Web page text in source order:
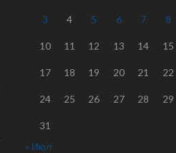
3 4 5 6 7 8
10 11 12 13 14 15
17 18 19 20 21 22
24 25 26 27 28 29
31
« Июл